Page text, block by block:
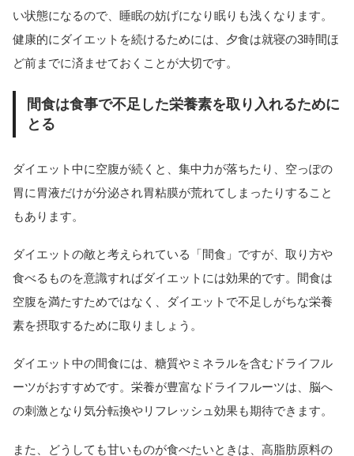
い状態になるので、睡眠の妨げになり眠りも浅くなります。
健康的にダイエットを続けるためには、夕食は就寝の3時間ほ
ど前までに済ませておくことが大切です。
間食は食事で不足した栄養素を取り入れるために
とる
ダイエット中に空腹が続くと、集中力が落ちたり、空っぽの
胃に胃液だけが分泌され胃粘膜が荒れてしまったりすること
もあります。
ダイエットの敵と考えられている「間食」ですが、取り方や
食べるものを意識すればダイエットには効果的です。間食は
空腹を満たすためではなく、ダイエットで不足しがちな栄養
素を摂取するために取りましょう。
ダイエット中の間食には、糖質やミネラルを含むドライフル
ーツがおすすめです。栄養が豊富なドライフルーツは、脳へ
の刺激となり気分転換やリフレッシュ効果も期待できます。
また、どうしても甘いものが食べたいときは、高脂肪原料の